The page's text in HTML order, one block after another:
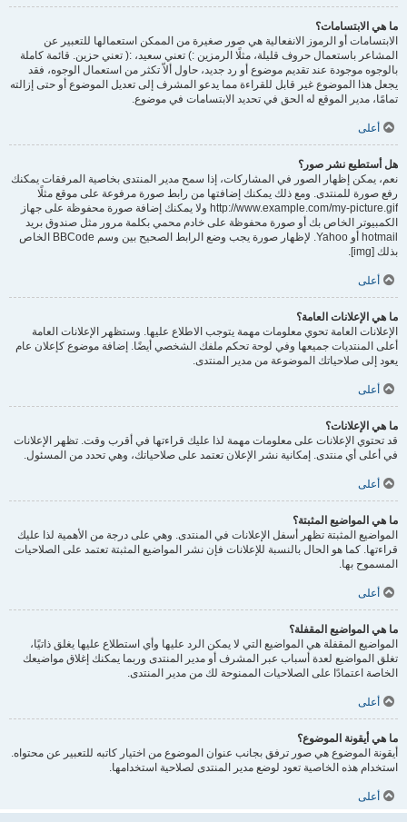
ما هي الابتسامات؟
الابتسامات أو الرموز الانفعالية هي صور صغيرة من الممكن استعمالها للتعبير عن
المشاعر باستعمال حروف قليلة، مثلًا الرمزين :) تعني سعيد، :( تعني حزين. قائمة كاملة
بالوجوه موجودة عند تقديم موضوع أو رد جديد، حاول ألاّ تكثر من استعمال الوجوه، فقد
يجعل هذا الموضوع غير قابل للقراءة مما يدعو المشرف إلى تعديل الموضوع أو حتى إزالته
تمامًا، مدير الموقع له الحق في تحديد الابتسامات في موضوع.
أعلى
هل أستطيع نشر صور؟
نعم، يمكن إظهار الصور في المشاركات، إذا سمح مدير المنتدى بخاصية المرفقات يمكنك
رفع صورة للمنتدى. ومع ذلك يمكنك إضافتها من رابط صورة مرفوعة على موقع مثلًا
http://www.example.com/my-picture.gif ولا يمكنك إضافة صورة محفوظة على جهاز
الكمبيوتر الخاص بك أو صورة محفوظة على خادم محمي بكلمة مرور مثل صندوق بريد
hotmail أو Yahoo. لإظهار صورة يجب وضع الرابط الصحيح بين وسم BBCode الخاص
بذلك [img].
أعلى
ما هي الإعلانات العامة؟
الإعلانات العامة تحوي معلومات مهمة يتوجب الاطلاع عليها. وستظهر الإعلانات العامة
أعلى المنتديات جميعها وفي لوحة تحكم ملفك الشخصي أيضًا. إضافة موضوع كإعلان عام
يعود إلى صلاحياتك الموضوعة من مدير المنتدى.
أعلى
ما هي الإعلانات؟
قد تحتوي الإعلانات على معلومات مهمة لذا عليك قراءتها في أقرب وقت. تظهر الإعلانات
في أعلى أي منتدى. إمكانية نشر الإعلان تعتمد على صلاحياتك، وهي تحدد من المسئول.
أعلى
ما هي المواضيع المثبتة؟
المواضيع المثبتة تظهر أسفل الإعلانات في المنتدى. وهي على درجة من الأهمية لذا عليك
قراءتها. كما هو الحال بالنسبة للإعلانات فإن نشر المواضيع المثبتة تعتمد على الصلاحيات
المسموح بها.
أعلى
ما هي المواضيع المقفلة؟
المواضيع المقفلة هي المواضيع التي لا يمكن الرد عليها وأي استطلاع عليها يغلق ذاتيًا،
تغلق المواضيع لعدة أسباب عبر المشرف أو مدير المنتدى وربما يمكنك إغلاق مواضيعك
الخاصة اعتمادًا على الصلاحيات الممنوحة لك من مدير المنتدى.
أعلى
ما هي أيقونة الموضوع؟
أيقونة الموضوع هي صور ترفق بجانب عنوان الموضوع من اختيار كاتبه للتعبير عن محتواه.
استخدام هذه الخاصية تعود لوضع مدير المنتدى لصلاحية استخدامها.
أعلى